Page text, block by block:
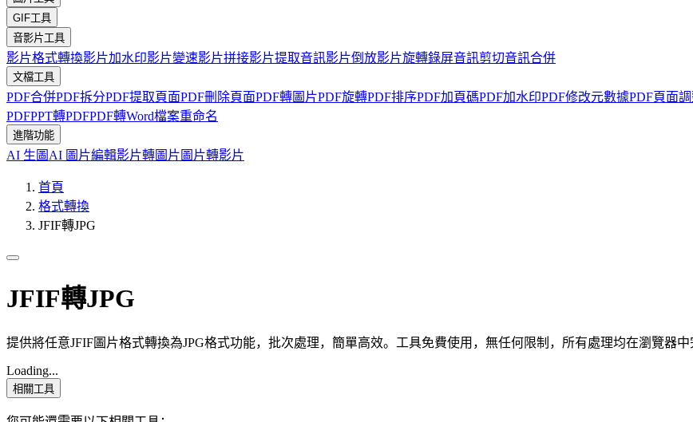
GIF工具
音影片工具
影片格式轉換影片加水印影片變速影片拼接影片提取音訊影片倒放影片旋轉錄屏音訊剪切音訊合併
文檔工具
PDF合併PDF拆分PDF提取頁面PDF刪除頁面PDF轉圖片PDF旋轉PDF排序PDF加頁碼PDF加水印PDF修改元數據PDF頁面
PDFPPT轉PDFPDF轉Word檔案重命名
進階功能
AI 生圖 AI 圖片編輯影片轉圖片 圖片轉影片
首頁
格式轉換
JFIF轉JPG
JFIF轉JPG
提供將任意JFIF圖片格式轉換為JPG格式功能，批次處理，簡單高效。工具免費使用，無任何限制，所有處理均在瀏覽器中
Loading...
相關工具